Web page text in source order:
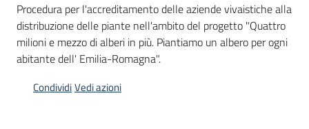
Piani
Programmi
Progetti
Procedura per l'accreditamento delle aziende vivaistiche alla
distribuzione delle piante nell'ambito del progetto "Quattro
milioni e mezzo di alberi in più. Piantiamo un albero per ogni
abitante dell' Emilia-Romagna".
CondividiVedi azioni